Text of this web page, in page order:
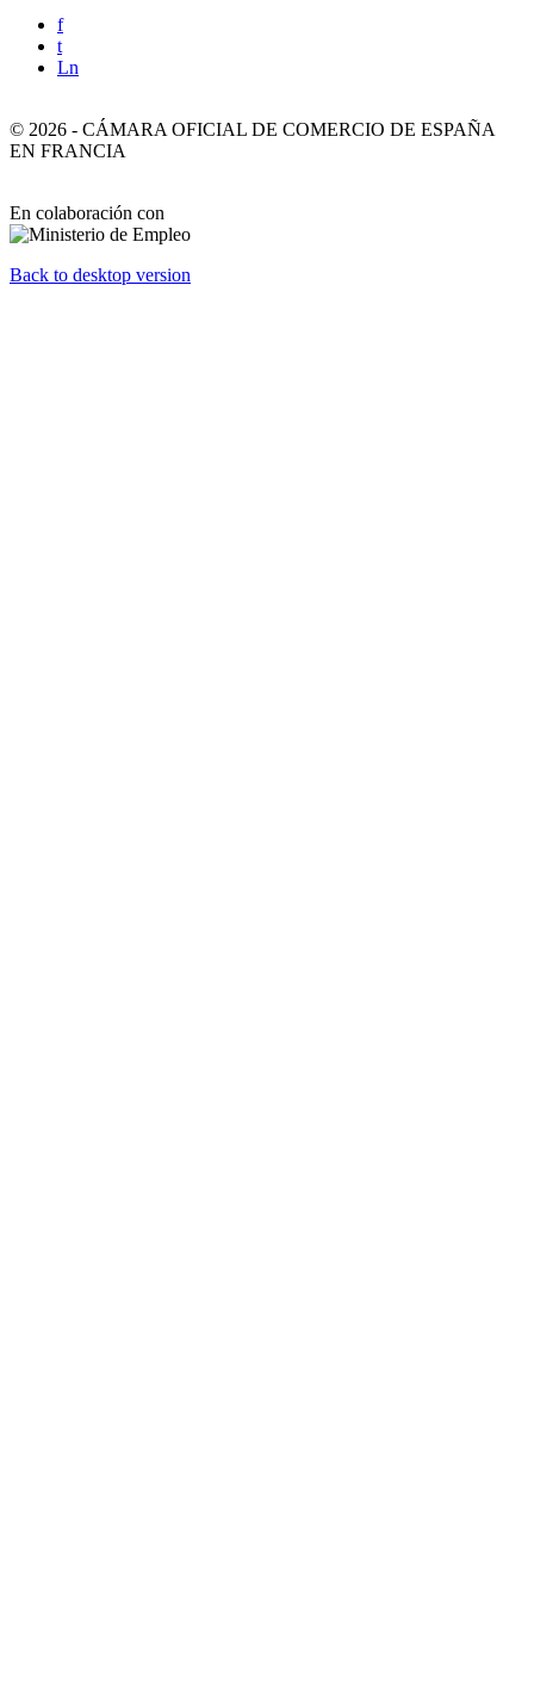
f
t
Ln
© 2026 - CÁMARA OFICIAL DE COMERCIO DE ESPAÑA
EN FRANCIA
En colaboración con
Back to desktop version